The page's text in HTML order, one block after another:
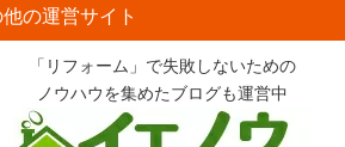
の運営サイト
「リフォーム」で失敗しないための
ノウハウを集めたブログも運営中